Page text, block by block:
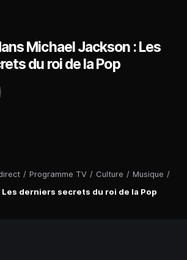
/ Programme TV / Culture / Musique /
Les derniers secrets du roi de la Pop
Michael Jackson : Les
du roi de la Pop